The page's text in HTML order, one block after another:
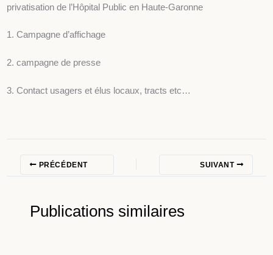
privatisation de l’Hôpital Public en Haute-Garonne
1. Campagne d’affichage
2. campagne de presse
3. Contact usagers et élus locaux, tracts etc…
PRÉCÉDENT SUIVANT
Publications similaires